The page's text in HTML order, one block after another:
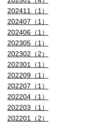
202411（1）
202407（1）
202406（1）
202305（1）
202302（2）
202301（1）
202209（1）
202207（1）
202204（1）
202203（1）
202201（2）